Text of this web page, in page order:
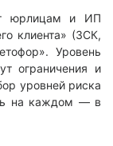
юрлицам и ИП
клиента» (ЗСК,
Уровень
ограничения и
уровней риска
на каждом — в